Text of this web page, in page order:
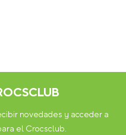
novedades y acceder a
el Crocsclub.